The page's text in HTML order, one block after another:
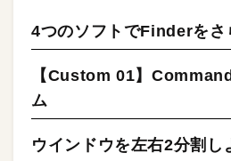
4つのソフトでFinderをさ
【Custom 01】
ム
ウインドウを左右2分割し